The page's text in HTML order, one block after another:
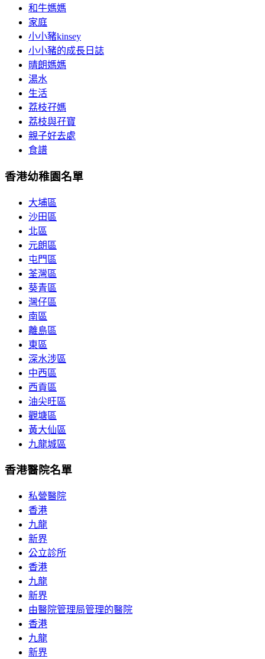
和牛媽媽
家庭
小小豬kinsey
小小豬的成長日誌
晴朗媽媽
湯水
生活
荔枝孖媽
荔枝與孖寶
親子好去處
食譜
香港幼稚園名單
大埔區
沙田區
北區
元朗區
屯門區
荃灣區
葵青區
灣仔區
南區
離島區
東區
深水涉區
中西區
西貢區
油尖旺區
觀塘區
黃大仙區
九龍城區
香港醫院名單
私營醫院
香港
九龍
新界
公立診所
香港
九龍
新界
由醫院管理局管理的醫院
香港
九龍
新界